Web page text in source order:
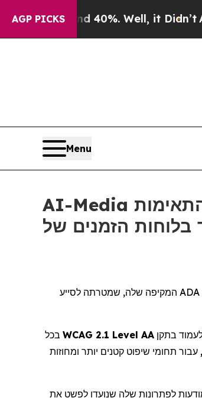
AGP PICKS40%. Well, it Didn’t As war
Menu
AI-Media משיקה את יוזמת התאימות ADA Title II לתמיכה בגופים ציבוריים שצריכים
המקיפה שלה, שמטרתה לסייע
בתקן WCAG 2.1 Level AA בכל
עבור תחומי שיפוט קטנים יותר ומחוזות
לפתרונות שלה שנועדו לפשט את